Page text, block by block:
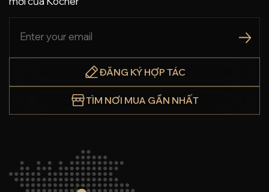
ĐĂNG KÝ HỢP TÁC
TÌM NƠI MUA GẦN NHẤT